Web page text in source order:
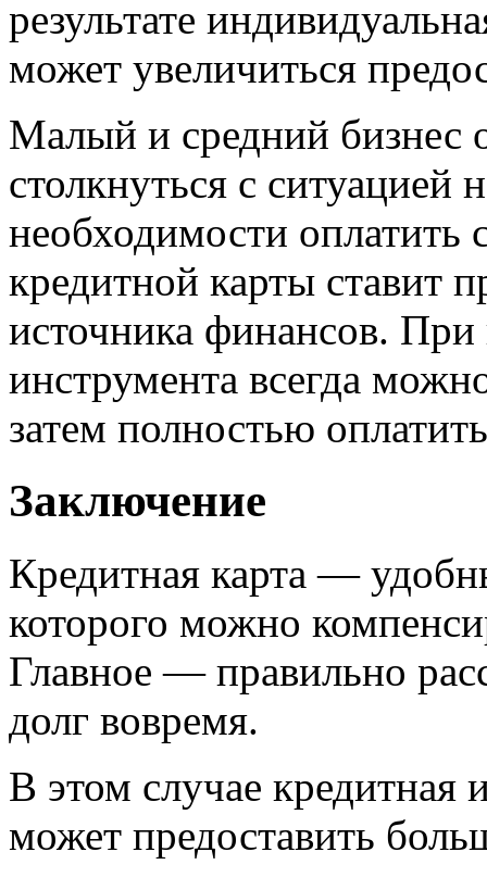
результате
может увеличиться
Малый и средний бизнес
столкнуться с ситуацией
необходимости оплатить
кредитной карты ставит
источника финансов.
инструмента всегда
затем полностью
Заключение
Кредитная карта —
которого можно
Главное — правильно
долг вовремя.
В этом случае кредитная
может предоставить